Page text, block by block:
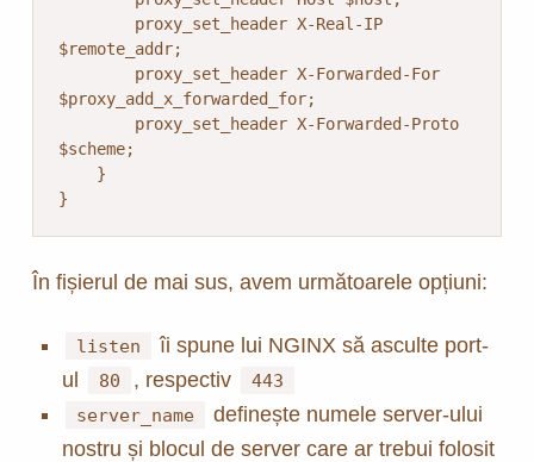
$remote_addr;
$proxy_add_x_forwarded_for;
$scheme;
}
În fișierul de mai sus, avem următoarele opțiuni:
listen
îi spune lui NGINX să asculte port-
ul
80 , respectiv
443
server_name
definește numele server-ului
nostru și blocul de server care ar trebui folosit